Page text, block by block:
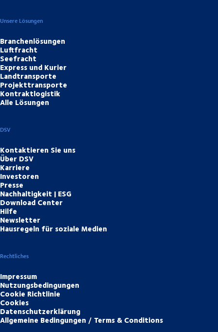
Unsere Lösungen
Branchenlösungen
Luftfracht
Seefracht
Express und Kurier
Landtransporte
Projekttransporte
Kontraktlogistik
Alle Lösungen
DSV
Kontaktieren Sie uns
Über DSV
Karriere
Investoren
Presse
Nachhaltigkeit | ESG
Download Center
Hilfe
Newsletter
Hausregeln für soziale Medien
Rechtliches
Impressum
Nutzungsbedingungen
Cookie Richtlinie
Cookies
Datenschutzerklärung
Allgemeine Bedingungen / Terms & Conditions